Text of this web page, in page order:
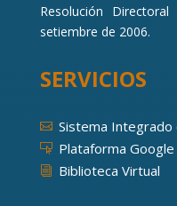
Resolución
setiembre de 2006.
SERVICIOS
 Sistema Integrado
 Plataforma Google
i Biblioteca Virtual